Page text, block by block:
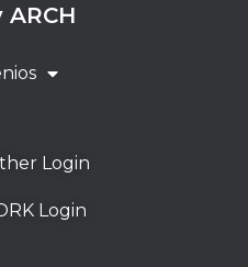
ARCH
Login
Login